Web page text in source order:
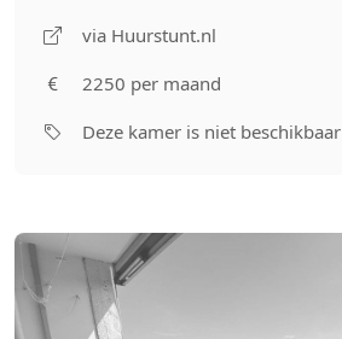
via Huurstunt.nl
2250 per maand
Deze kamer is niet beschikbaar